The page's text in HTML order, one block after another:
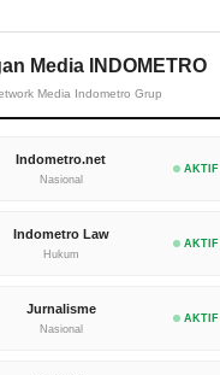
Media INDOMETRO
Media Indometro Grup
Indometro.net
Nasional
AKTIF
Indometro Law
Hukum
AKTIF
Jurnalisme
Nasional
AKTIF